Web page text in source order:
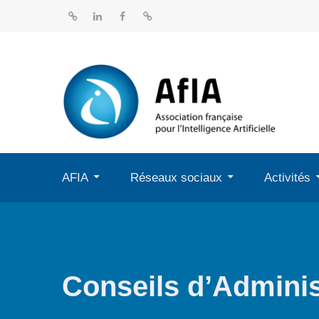
AFIA Réseaux sociaux Activités
Conseils